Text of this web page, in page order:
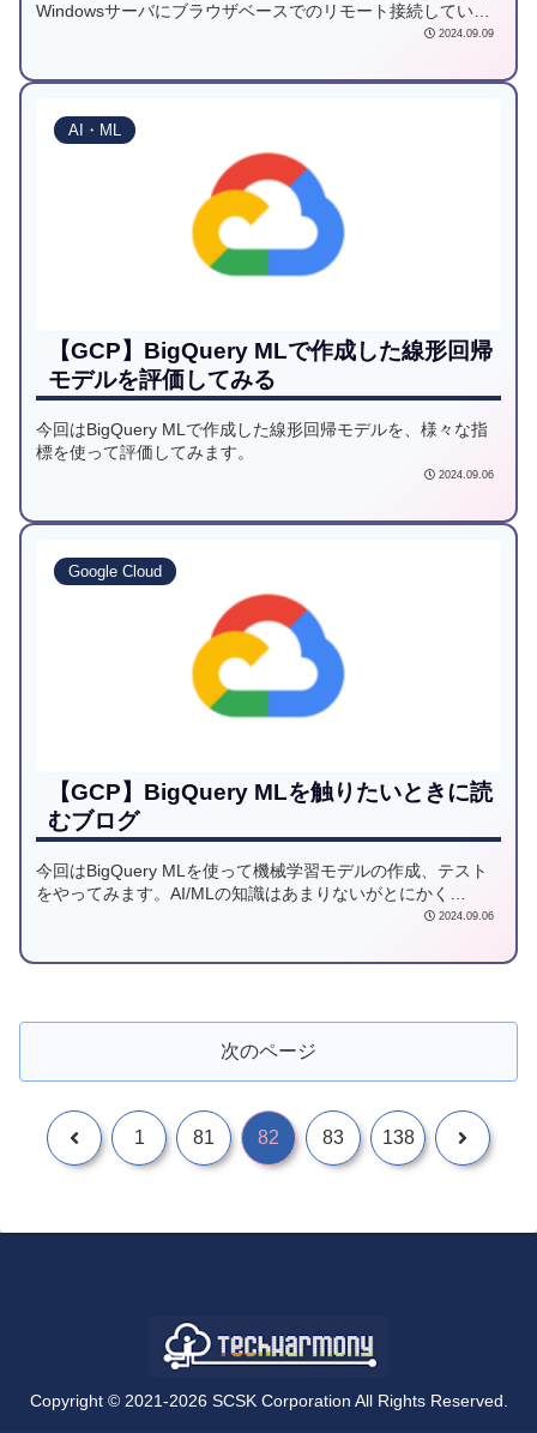
Windowsサーバにブラウザベースでのリモート接続している
方多いかと思います。その際に、PowerShellでキーボード入
ます。
2024.09.09
AI・ML
【GCP】BigQuery MLで作成した線形回帰
モデルを評価してみる
今回はBigQuery MLで作成した線形回帰モデルを、様々な指
標を使って評価してみます。
2024.09.06
Google Cloud
【GCP】BigQuery MLを触りたいときに読
むブログ
今回はBigQuery MLを使って機械学習モデルの作成、テスト
をやってみます。AI/MLの知識はあまりないがとにかく
BigQuery MLを触ってみたい方、BigQuery MLでモデルを作
す。
2024.09.06
次のページ
1 81 82 83 138
Copyright © 2021-2026 SCSK Corporation All Rights Reserved.